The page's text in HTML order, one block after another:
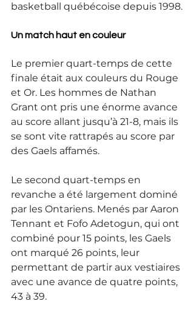
basketball québécoise depuis 1998.
Un match haut en couleur
Le premier quart-temps de cette
finale était aux couleurs du Rouge
et Or. Les hommes de Nathan
Grant ont pris une énorme avance
au score allant jusqu’à 21-8, mais ils
se sont vite rattrapés au score par
des Gaels affamés.
Le second quart-temps en
revanche a été largement dominé
par les Ontariens. Menés par Aaron
Tennant et Fofo Adetogun, qui ont
combiné pour 15 points, les Gaels
ont marqué 26 points, leur
permettant de partir aux vestiaires
avec une avance de quatre points,
43 à 39.